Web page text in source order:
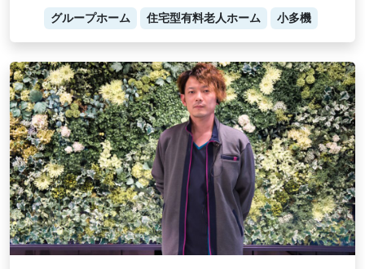
グループホーム 住宅型有料老人ホーム 小多機